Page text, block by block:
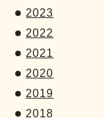
2023
2022
2021
2020
2019
2018